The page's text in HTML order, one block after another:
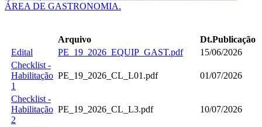
ÁREA DE GASTRONOMIA.
Arquivo
Dt.Publicação
Edital
PE_19_2026_EQUIP_GAST.pdf
15/06/2026
Checklist -
Habilitação
1
PE_19_2026_CL_L01.pdf 01/07/2026
Checklist -
Habilitação
2
PE_19_2026_CL_L3.pdf 10/07/2026